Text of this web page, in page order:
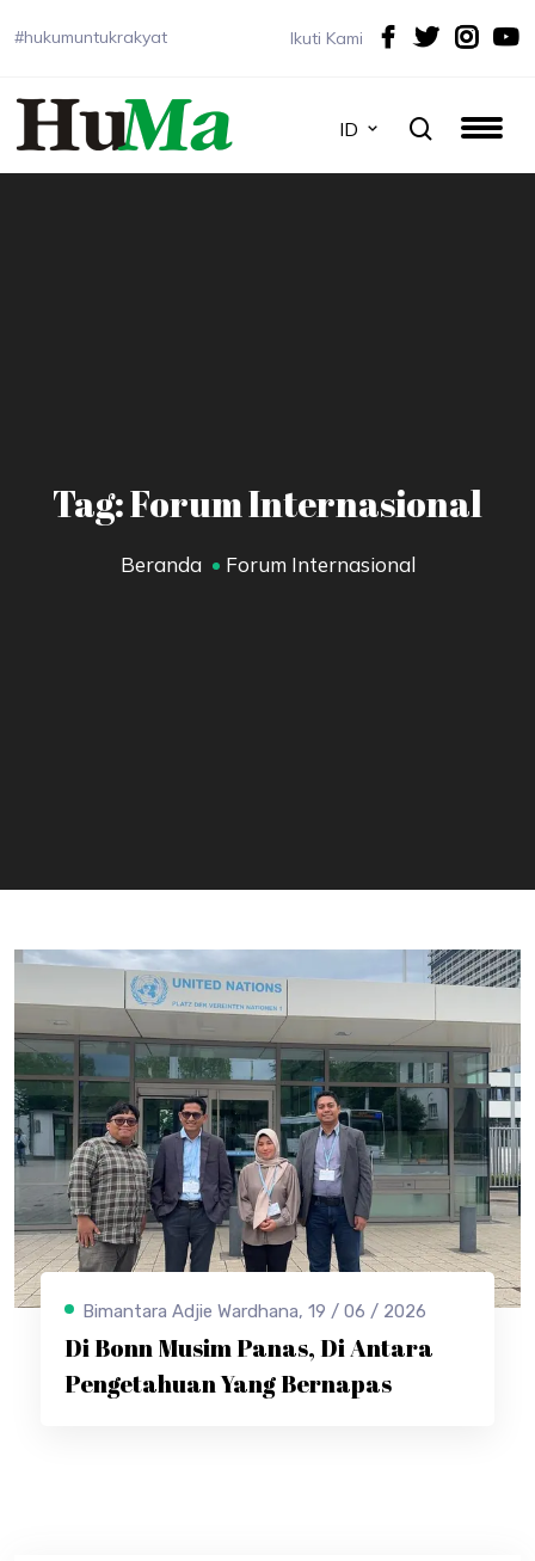
#hukumuntukrakyat Ikuti Kami
ID
Tag: Forum Internasional
Beranda Forum Internasional
Bimantara Adjie Wardhana, 19 / 06 / 2026
Di Bonn Musim Panas, Di Antara
Pengetahuan Yang Bernapas